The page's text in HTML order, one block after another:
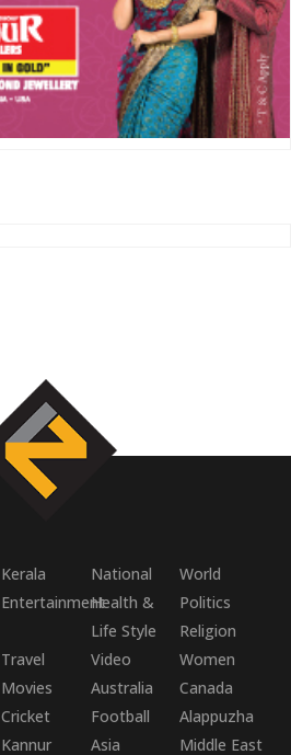
Kerala National
World
EntertainmentHealth &
Life Style
Politics
Religion
Travel Video
Women
Movies Australia
Canada
Cricket Football
Alappuzha
Kannur Asia Middle East